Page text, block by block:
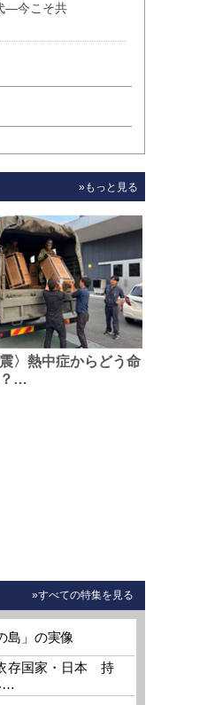
―今こそ共
»もっと見る
震〉熱中症からどう命
？…
»すべての特集を見る
島」の実像
存国家・日本 持
…